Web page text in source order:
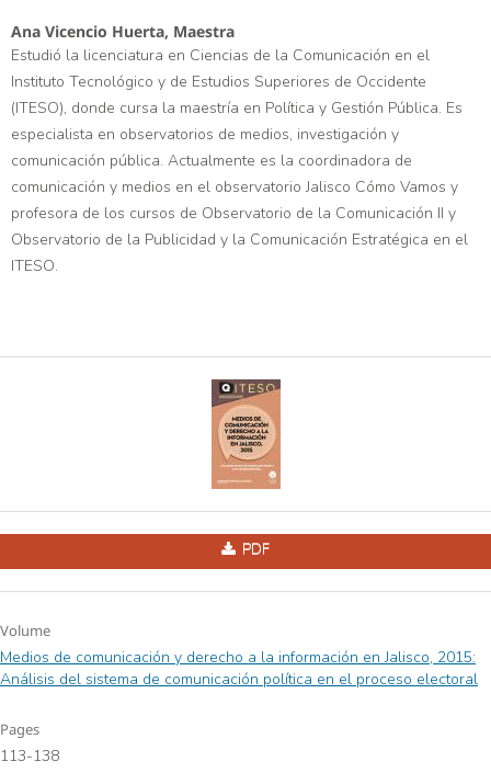
Ana Vicencio Huerta, Maestra
Estudió la licenciatura en Ciencias de la Comunicación en el
Instituto Tecnológico y de Estudios Superiores de Occidente
(ITESO), donde cursa la maestría en Política y Gestión Pública. Es
especialista en observatorios de medios, investigación y
comunicación pública. Actualmente es la coordinadora de
comunicación y medios en el observatorio Jalisco Cómo Vamos y
profesora de los cursos de Observatorio de la Comunicación II y
Observatorio de la Publicidad y la Comunicación Estratégica en el
ITESO.
PDF
Volume
Medios de comunicación y derecho a la información en Jalisco, 2015:
Análisis del sistema de comunicación política en el proceso electoral
Pages
113-138